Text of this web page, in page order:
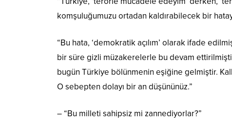
komşuluğumuzu ortadan kaldırabilecek bir
“Bu hata, ‘demokratik açılım’ olarak ifade
bir süre gizli müzakerelerle bu devam
bugün Türkiye bölünmenin eşiğine gelmiştir.
O sebepten dolayı bir an düşününüz.”
– “Bu milleti sahipsiz mi zannediyorlar?”